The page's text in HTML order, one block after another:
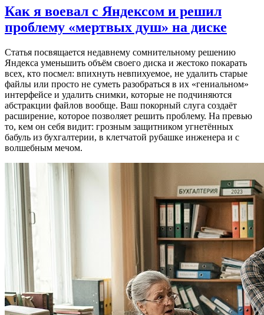
Как я воевал с Яндексом и решил
проблему «мертвых душ» на диске
Статья посвящается недавнему сомнительному решению
Яндекса уменьшить объём своего диска и жестоко покарать
всех, кто посмел: впихнуть невпихуемое, не удалить старые
файлы или просто не суметь разобраться в их «гениальном»
интерфейсе и удалить снимки, которые не подчиняются
абстракции файлов вообще. Ваш покорный слуга создаёт
расширение, которое позволяет решить проблему. На превью
то, кем он себя видит: грозным защитником угнетённых
бабуль из бухгалтерии, в клетчатой рубашке инженера и с
волшебным мечом.